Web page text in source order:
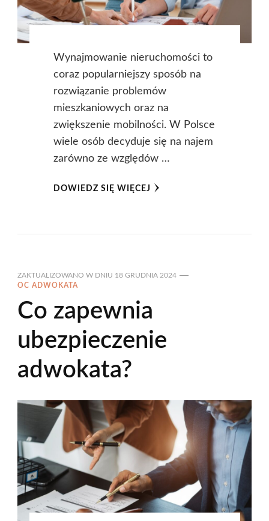
Wynajmowanie nieruchomości to
coraz popularniejszy sposób na
rozwiązanie problemów
mieszkaniowych oraz na
zwiększenie mobilności. W Polsce
wiele osób decyduje się na najem
zarówno ze względów …
DOWIEDZ SIĘ WIĘCEJ
ZAKTUALIZOWANO W DNIU 18 GRUDNIA 2024
OC ADWOKATA
Co zapewnia
ubezpieczenie
adwokata?